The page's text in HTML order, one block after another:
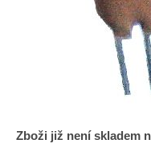
Zboži již není skladem